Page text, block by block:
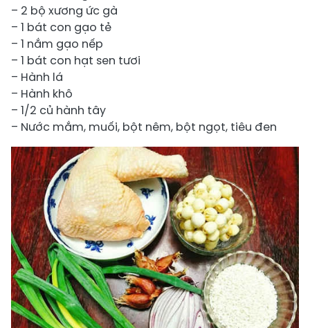
– 2 bộ xương ức gà
– 1 bát con gạo tẻ
– 1 nắm gạo nếp
– 1 bát con hạt sen tươi
– Hành lá
– Hành khô
– 1/2 củ hành tây
– Nước mắm, muối, bột nêm, bột ngọt, tiêu đen